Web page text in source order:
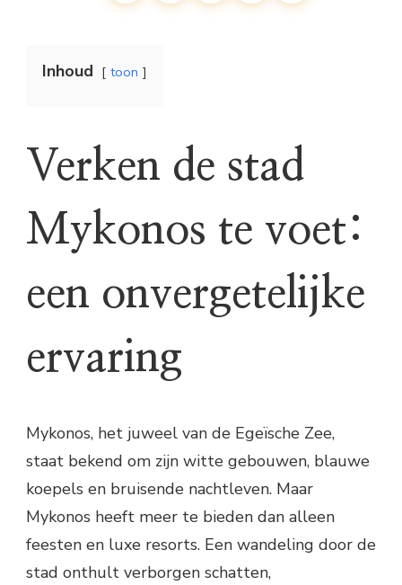
Inhoud toon
Verken de stad
Mykonos te voet:
een onvergetelijke
ervaring
Mykonos, het juweel van de Egeïsche Zee,
staat bekend om zijn witte gebouwen, blauwe
koepels en bruisende nachtleven. Maar
Mykonos heeft meer te bieden dan alleen
feesten en luxe resorts. Een wandeling door de
stad onthult verborgen schatten,